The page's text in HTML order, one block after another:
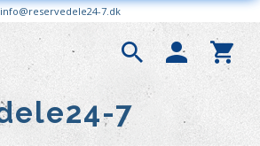
info@reservedele24-7.dk
7